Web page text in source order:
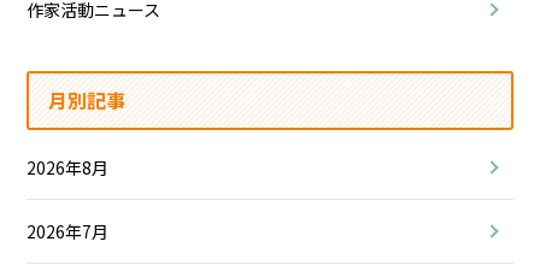
作家活動ニュース
月別記事
2026年8月
2026年7月